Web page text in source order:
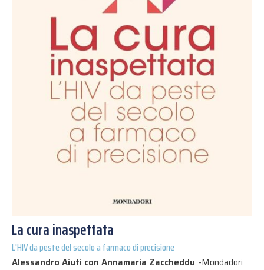
La cura inaspettata
L'HIV da peste del secolo a farmaco di precisione
Alessandro Aiuti con Annamaria Zaccheddu -Mondadori